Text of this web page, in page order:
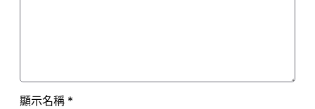
顯示名稱 *